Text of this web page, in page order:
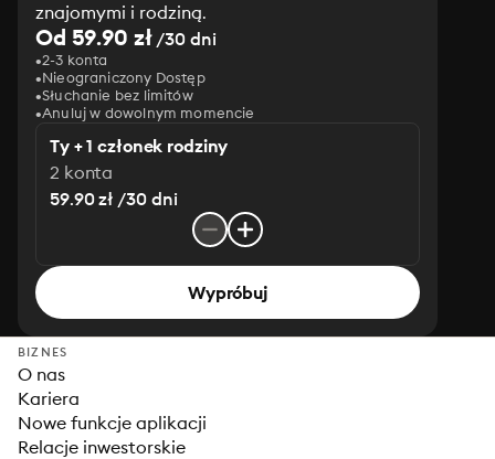
znajomymi i rodziną.
Od 59.90 zł/30 dni
2-3 konta
Nieograniczony Dostęp
Słuchanie bez limitów
Anuluj w dowolnym momencie
Ty + 1 członek rodziny
2 konta
59.90 zł /30 dni
Wypróbuj
BIZNES
O nas
Kariera
Nowe funkcje aplikacji
Relacje inwestorskie